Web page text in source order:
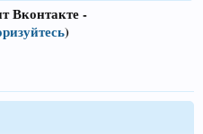
Вконтакте -
)